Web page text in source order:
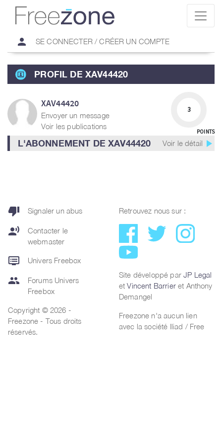
person SE CONNECTER / CRÉER UN COMPTE
PROFIL DE XAV44420
XAV44420
Envoyer un message
Voir les publications
3
POINTS
L'ABONNEMENT DE XAV44420 Voir le détail play_arrow
thumb_down Signaler un abus
record_voice_over
Contacter le
webmaster
dvr Univers Freebox
group
Forums Univers
Freebox
Copyright © 2026 -
Freezone - Tous droits
réservés.
Retrouvez nous sur :
Site développé parJP Legal
etVincent Barrieret Anthony
Demangel
Freezone n'a aucun lien
avec la société Iliad / Free